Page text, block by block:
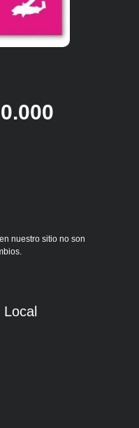
nuestro sitio no son